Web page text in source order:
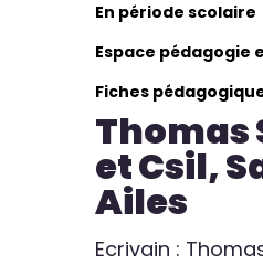
En période scolaire
Espace pédagogie
Fiches
Thomas
et Csil,
Ailes
Ecrivain :